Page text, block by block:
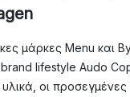
μάρκες Menu και
lifestyle Audo
οι προσεγμένες